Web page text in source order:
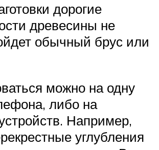
дорогие
древесины не
обычный брус или
можно на одну
либо на
Например,
углубления